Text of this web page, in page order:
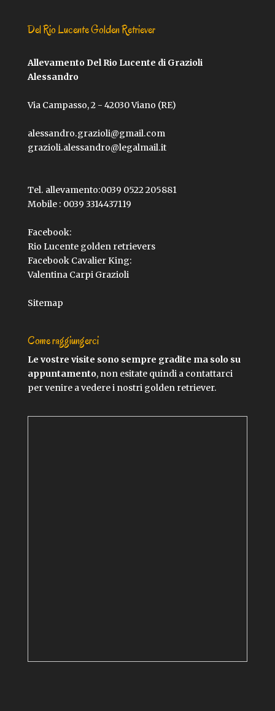
Del Rio Lucente Golden Retriever
Allevamento Del Rio Lucente di Grazioli
Alessandro
Via Campasso, 2 - 42030 Viano (RE)
alessandro.grazioli@gmail.com
grazioli.alessandro@legalmail.it
Tel. allevamento:0039 0522 205881
Mobile : 0039 3314437119
Facebook:
Rio Lucente golden retrievers
Facebook Cavalier King:
Valentina Carpi Grazioli
Sitemap
Come raggiungerci
Le vostre visite sono sempre gradite ma solo su
appuntamento, non esitate quindi a contattarci
per venire a vedere i nostri golden retriever.